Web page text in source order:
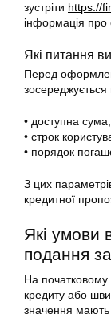
зустріти https://
інформація про
Які питання
Перед
• доступна сума;
• строк
• порядок
З цих
кредитної
Які умови
подання
На
кредиту або
значення мають